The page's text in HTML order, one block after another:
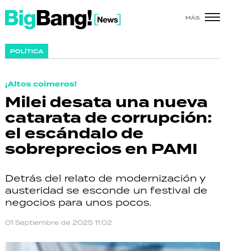
MÁS
POLÍTICA
¡Altos coimeros!
Milei desata una nueva
catarata de corrupción:
el escándalo de
sobreprecios en PAMI
Detrás del relato de modernización y
austeridad se esconde un festival de
negocios para unos pocos.
01 Septiembre de 2025 11:02
SHOW
ACTUALIDAD
POLICIALES
ECONOMÍA
SALUD
DEPORTES
TECNOLOGÍA